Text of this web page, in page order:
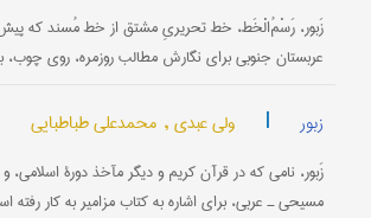
زَبور، رَسْمُ‌الْخَط، خط تحریریِ مشتق از خط مُسند که پیش
عربستان جنوبی برای نگارش مطالب روزمره، روی چوب،
زبور | ولی عبدی , محمدعلی طباطبایی
زَبور، نامی که در قرآن کریم و دیگر مآخذ دورۀ اسلامی، و
مسیحی ـ عربی، برای اشاره به کتاب مزامیر به کار رفته